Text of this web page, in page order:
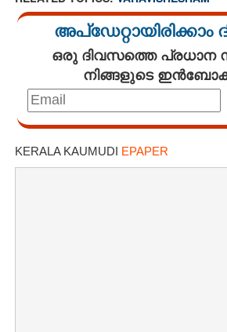
ഒരു ദിവസത്തെ പ്രധാന
നിങ്ങളുടെ
KERALA KAUMUDI EPAPER